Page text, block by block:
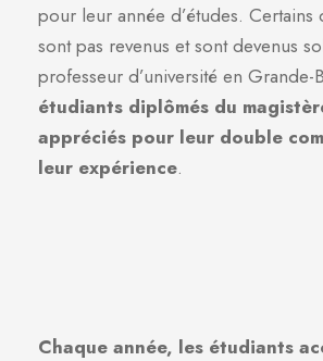
pour leur année d’études. Certains
sont pas revenus et sont devenus
professeur d’université en Grande-
étudiants diplômés du
appréciés pour leur double
leur expérience.
Chaque année, les étudiants